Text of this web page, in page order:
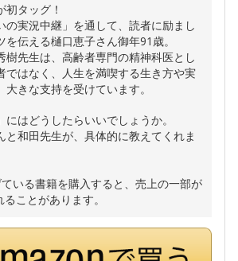
初タッグ！
の実況中継」を通して、読者に励まし
伝える樋口恵子さん御年91歳。
樹先生は、高齢者専門の精神科医とし
ではなく、人生を満喫する生き方や実
きな支持を受けています。
にはどうしたらいいでしょうか。
と和田先生が、具体的に教えてくれま
いる書籍を購入すると、売上の一部が
ことがあります。